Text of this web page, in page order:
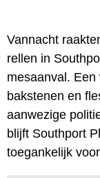
Vannacht
rellen in
mesaanval.
bakstenen en
aanwezige
blijft Southport
toegankelijk